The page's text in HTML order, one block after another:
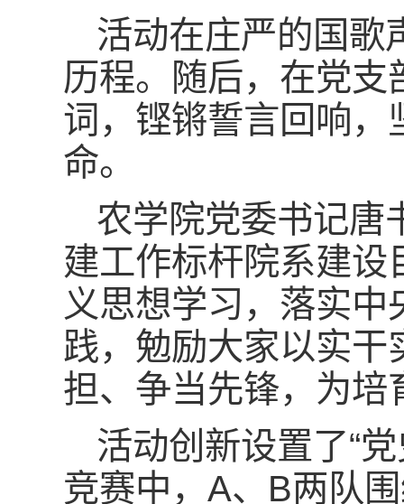
活动在庄严的国歌
历程。随后，在党
词，铿锵誓言回响，
命。
农学院党委书记唐
建工作标杆院系建
义思想学习，落实
践，勉励大家以实
担、争当先锋，为培
活动创新设置了“
竞赛中，A、B两队